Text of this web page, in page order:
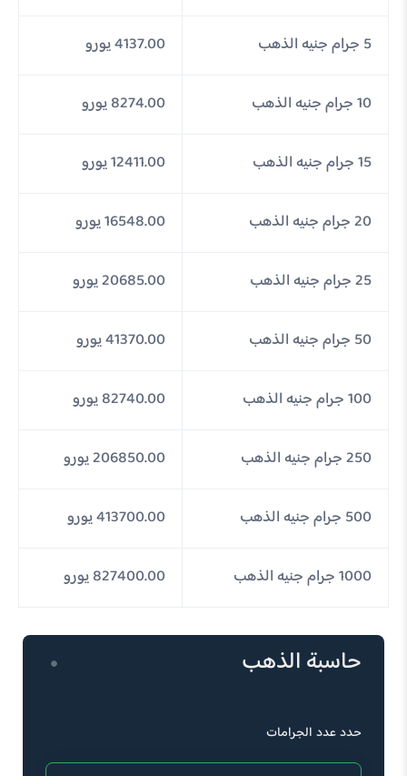
5 جرام جنيه الذهب 4137.00 يورو
10 جرام جنيه الذهب 8274.00 يورو
15 جرام جنيه الذهب 12411.00 يورو
20 جرام جنيه الذهب 16548.00 يورو
25 جرام جنيه الذهب 20685.00 يورو
50 جرام جنيه الذهب 41370.00 يورو
100 جرام جنيه الذهب 82740.00 يورو
250 جرام جنيه الذهب 206850.00 يورو
500 جرام جنيه الذهب 413700.00 يورو
1000 جرام جنيه الذهب 827400.00 يورو
حاسبة الذهب
حدد عدد الجرامات